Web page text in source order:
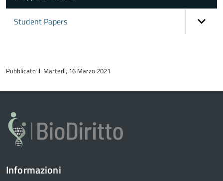
Student Papers
del
Pubblicato il: Martedì, 16 Marzo 2021
Informazioni